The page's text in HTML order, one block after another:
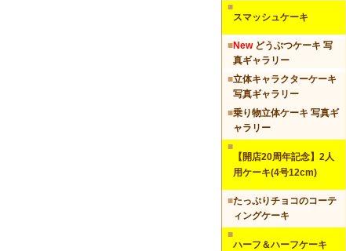
■
スマッシュケーキ
■Newどうぶつケーキ 写
真ギャラリー
■立体キャラクターケーキ
写真ギャラリー
■乗り物立体ケーキ 写真ギ
ャラリー
■
【開店20周年記念】2人
用ケーキ(4号12cm)
■たっぷりチョコのコーテ
ィングケーキ
■
ハーフ＆ハーフケーキ